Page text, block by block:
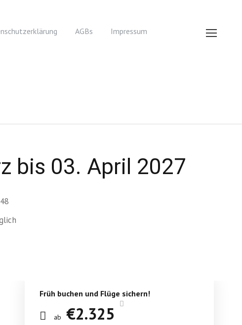
AGBs Impressum
bis 03. April 2027
Früh buchen und Flüge sichern!
ab €2.325